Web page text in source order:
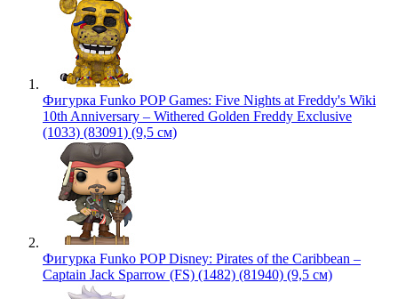
Фигурка Funko POP Games: Five Nights at Freddy's Wiki
10th Anniversary – Withered Golden Freddy Exclusive
(1033) (83091) (9,5 см)
Фигурка Funko POP Disney: Pirates of the Caribbean –
Captain Jack Sparrow (FS) (1482) (81940) (9,5 см)